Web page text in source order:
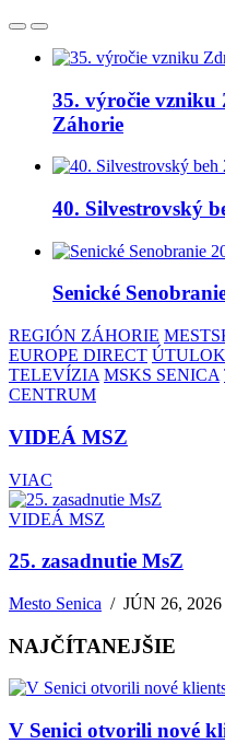
35. výročie vzniku
Záhorie
40. Silvestrovský
Senické
REGIÓN ZÁHORIE
EUROPE DIRECT
TELEVÍZIA MSKS SENICA
CENTRUM
VIDEÁ MSZ
VIAC
VIDEÁ MSZ
25. zasadnutie MsZ
Mesto Senica /JÚN 26, 2026
NAJČÍTANEJŠIE
V Senici otvorili nové